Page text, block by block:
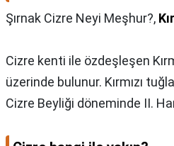
Şırnak Cizre Neyi Meşhur?,
Cizre kenti ile özdeşleşen
üzerinde bulunur. Kırmızı
Cizre Beyliği döneminde II.